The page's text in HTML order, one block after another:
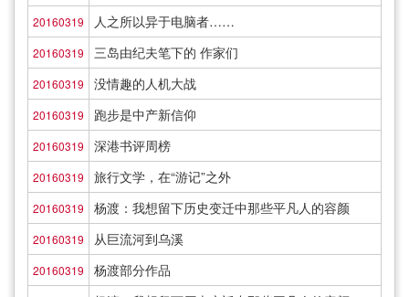
20160319 人之所以异于电脑者……
20160319 三岛由纪夫笔下的 作家们
20160319 没情趣的人机大战
20160319 跑步是中产新信仰
20160319 深港书评周榜
20160319 旅行文学，在“游记”之外
20160319 杨渡：我想留下历史变迁中那些平凡人的容颜
20160319 从巨流河到乌溪
20160319 杨渡部分作品